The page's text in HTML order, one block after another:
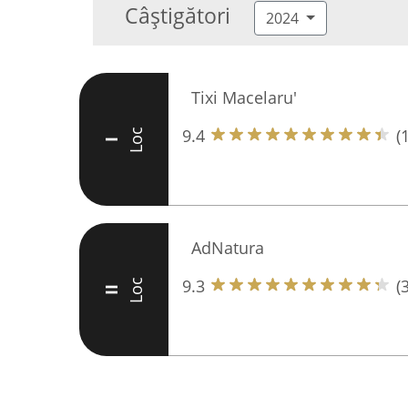
Câștigători 2024
I Loc
Tixi Macelaru'
9.4
II Loc
AdNatura
9.3